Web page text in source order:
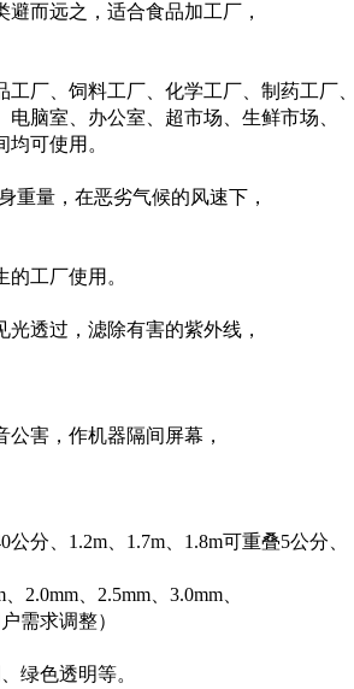
而远之，适合食品加工厂，
厂、饲料工厂、化学工厂、制药工厂、
电脑室、办公室、超市场、生鲜市场、
可使用。
重量，在恶劣气候的风速下，
工厂使用。
透过，滤除有害的紫外线，
害，作机器隔间屏幕，
分、1.2m、1.7m、1.8m可重叠5公分、
2.0mm、2.5mm、3.0mm、
需求调整）
绿色透明等。